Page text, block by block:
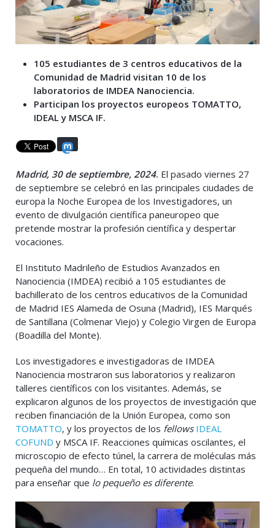
105 estudiantes de 3 centros educativos de la
Comunidad de Madrid visitan 10 de los
laboratorios de IMDEA Nanociencia.
Participan los proyectos europeos TOMATTO,
IDEAL y MSCA IF.
Madrid, 30 de septiembre, 2024. El pasado viernes 27
de septiembre se celebró en las principales ciudades de
europa la Noche Europea de los Investigadores, un
evento de divulgación científica paneuropeo que
pretende mostrar la profesión científica y despertar
vocaciones.
El Instituto Madrileño de Estudios Avanzados en
Nanociencia (IMDEA) recibió a 105 estudiantes de
bachillerato de los centros educativos de la Comunidad
de Madrid IES Alameda de Osuna (Madrid), IES Marqués
de Santillana (Colmenar Viejo) y Colegio Virgen de Europa
(Boadilla del Monte).
Los investigadores e investigadoras de IMDEA
Nanociencia mostraron sus laboratorios y realizaron
talleres científicos con los visitantes. Además, se
explicaron algunos de los proyectos de investigación que
reciben financiación de la Unión Europea, como son
TOMATTO, y los proyectos de los fellows IDEAL
COFUND y MSCA IF. Reacciones químicas oscilantes, el
microscopio de efecto túnel, la carrera de moléculas más
pequeña del mundo… En total, 10 actividades distintas
para enseñar que lo pequeño es diferente.